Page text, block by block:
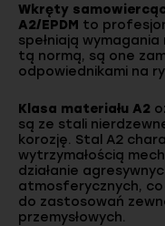
Wkręty
A2/EPDM to
spełniają wymagania
tą normą, są one
odpowiednikami na
Klasa materiału A2
są ze stali
korozję. Stal A2
wytrzymałością
działanie
atmosferycznych, co
do zastosowań
przemysłowych.